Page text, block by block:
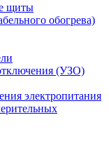
щиты
обогрева)
(УЗО)
электропитания